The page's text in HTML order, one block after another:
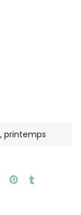
, printemps